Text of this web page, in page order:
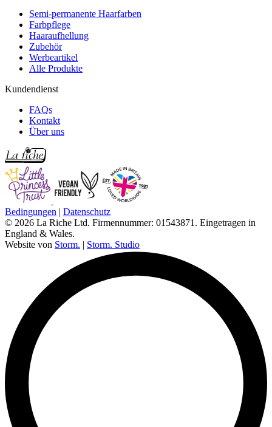
Semi-permanente Haarfarben
Farbpflege
Haaraufhellung
Zubehör
Werbeartikel
Alle Produkte
Kundendienst
FAQs
Kontakt
Über uns
Bedingungen | Datenschutz
© 2026 La Riche Ltd. Firmennummer: 01543871. Eingetragen in
England & Wales.
Website von Storm. | Storm. Studio